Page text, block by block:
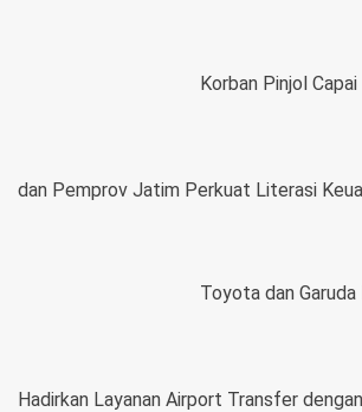
Korban Pinjol
dan Pemprov Jatim Perkuat Literasi
Toyota dan
Hadirkan Layanan Airport Transfer